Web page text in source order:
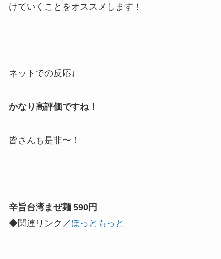
けていくことをオススメします！
ネットでの反応↓
かなり高評価ですね！
皆さんも是非〜！
辛旨台湾まぜ麺 590円
◆関連リンク／ ほっともっと